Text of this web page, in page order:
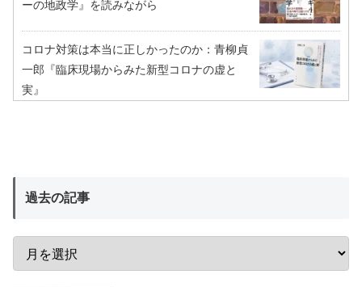
ーの地政学』を読みながら
コロナ対策は本当に正しかったのか：青柳貞
一郎『臨床現場からみた新型コロナの虚と
実』
過去の記事